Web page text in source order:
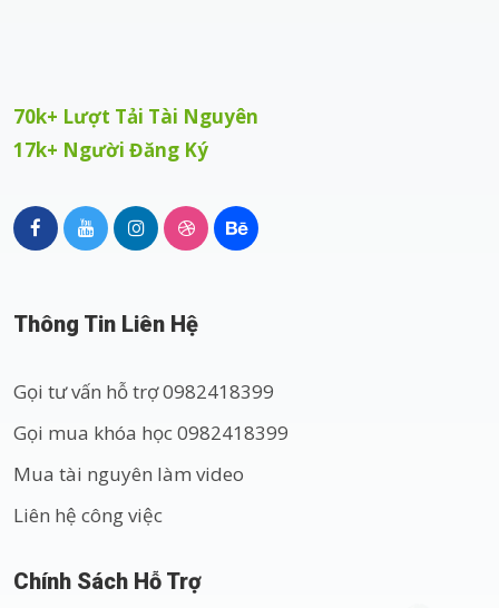
70k+ Lượt Tải Tài Nguyên
17k+ Người Đăng Ký
Thông Tin Liên Hệ
Gọi tư vấn hỗ trợ 0982418399
Gọi mua khóa học 0982418399
Mua tài nguyên làm video
Liên hệ công việc
Chính Sách Hỗ Trợ